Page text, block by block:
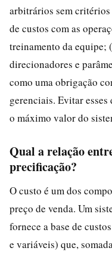
arbitrários sem
de custos com as
treinamento da equipe;
direcionadores e
como uma obrigação
gerenciais. Evitar
o máximo valor do
Qual a relação
precificação?
O custo é um dos
preço de venda. Um
fornece a base de
e variáveis) que,